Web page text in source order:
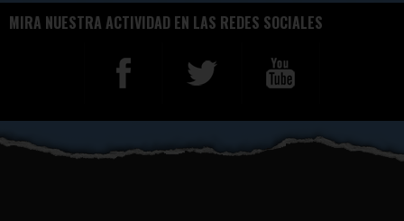
MIRA NUESTRA ACTIVIDAD EN LAS REDES SOCIALES